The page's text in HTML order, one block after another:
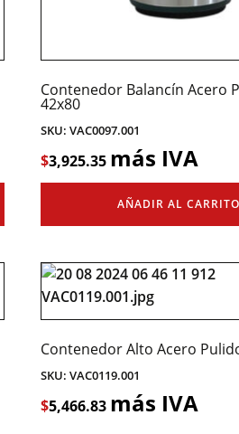
Contenedor Balancín Acero
42x80
SKU: VAC0097.001
$3,925.35 más IVA
AÑADIR AL CARRITO
Contenedor Alto Acero
SKU: VAC0119.001
$5,466.83 más IVA